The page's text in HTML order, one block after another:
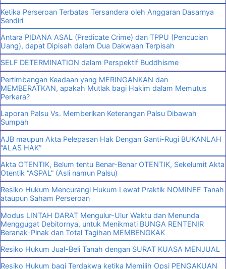
Ketika Perseroan Terbatas Tersandera oleh Anggaran Dasarnya
Sendiri
Antara PIDANA ASAL (Predicate Crime) dan TPPU (Pencucian
Uang), dapat Dipisah dalam Dua Dakwaan Terpisah
SELF DETERMINATION dalam Perspektif Buddhisme
Pertimbangan Keadaan yang MERINGANKAN dan
MEMBERATKAN, apakah Mutlak bagi Hakim dalam Memutus
Perkara?
Laporan Palsu Vs. Memberikan Keterangan Palsu Dibawah
Sumpah
AJB maupun Akta Pelepasan Hak Dengan Ganti-Rugi BUKANLAH
“ALAS HAK”
Akta OTENTIK, Belum tentu Benar-Benar OTENTIK, Sekelumit Akta
Otentik “ASPAL” (Asli namun Palsu)
Resiko Hukum Mencurangi Hukum Lewat Praktik NOMINEE Tanah
ataupun Saham Perseroan
Modus LINTAH DARAT Mengulur-Ulur Waktu dan Menunda
Menggugat Debitornya, untuk Menikmati BUNGA RENTENIR
Beranak-Pinak dan Total Tagihan MEMBENGKAK
Resiko Hukum Jual-Beli Tanah dengan SURAT KUASA MENJUAL
Resiko Hukum bagi Terdakwa ketika Memilih Opsi PENGAKUAN